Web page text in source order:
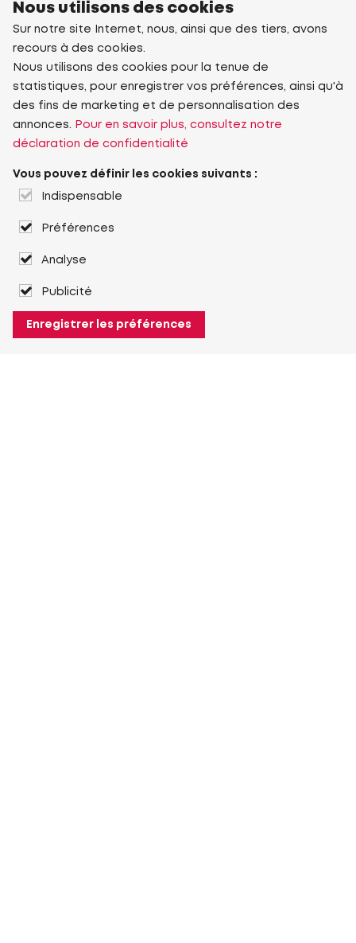
Nous utilisons des cookies
Sur notre site Internet, nous, ainsi que des tiers, avons
recours à des cookies.
Nous utilisons des cookies pour la tenue de
statistiques, pour enregistrer vos préférences, ainsi qu'à
des fins de marketing et de personnalisation des
annonces.
Pour en savoir plus, consultez notre
déclaration de confidentialité
Vous pouvez définir les cookies suivants :
Indispensable
Préférences
Analyse
Publicité
Enregistrer les préférences